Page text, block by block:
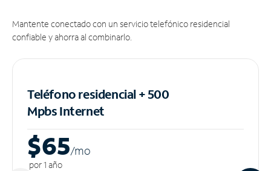
Mantente conectado con un servicio telefónico residencial
confiable y ahorra al combinarlo.
Teléfono residencial + 500
MpbsInternet
$65/mo
por 1 año